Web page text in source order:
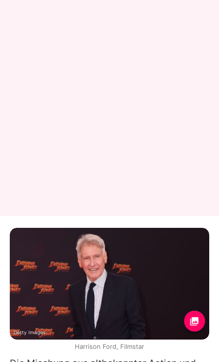
Getty Images
Harrison Ford, Filmstar